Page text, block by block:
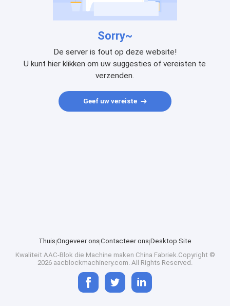
Sorry~
De server is fout op deze website!
U kunt hier klikken om uw suggesties of vereisten te
verzenden.
Geef uw vereiste
Thuis Ongeveer ons Contacteer ons Desktop Site
Kwaliteit AAC-Blok die Machine maken China Fabriek.Copyright ©
2026 aacblockmachinery.com. All Rights Reserved.